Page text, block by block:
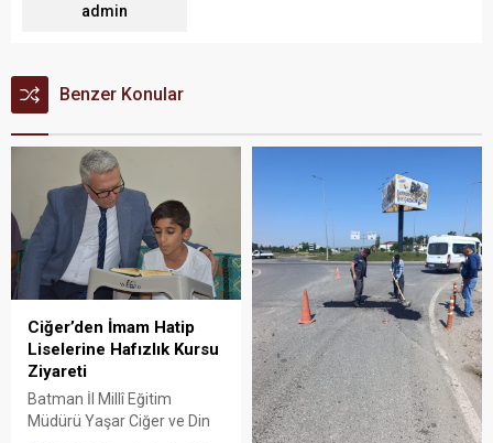
admin
Benzer Konular
Ciğer’den İmam Hatip
Liselerine Hafızlık Kursu
Ziyareti
Batman İl Millî Eğitim
Müdürü Yaşar Ciğer ve Din